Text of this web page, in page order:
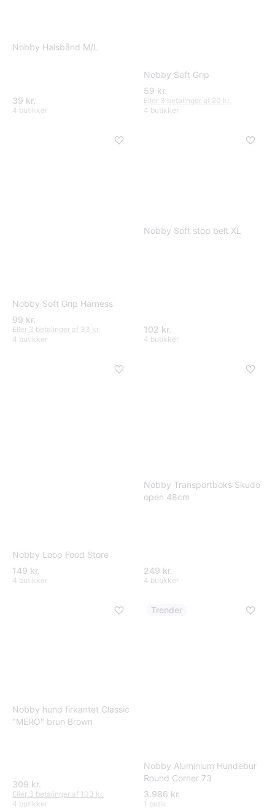
Nobby Halsbånd M/L
39 kr.
4 butikker
Nobby Soft Grip
59 kr.
Eller 3 betalinger af 20 kr.
4 butikker
Nobby Soft Grip Harness
99 kr.
Eller 3 betalinger af 33 kr.
4 butikker
Nobby Soft stop belt XL
102 kr.
4 butikker
Nobby Loop Food Store
149 kr.
4 butikker
Nobby Transportboks Skudo
open 48cm
249 kr.
4 butikker
Nobby hund firkantet Classic
"MERO" brun Brown
309 kr.
Eller 3 betalinger af 103 kr.
4 butikker
Trender
Nobby Aluminium Hundebur
Round Corner 73
3.986 kr.
1 butik